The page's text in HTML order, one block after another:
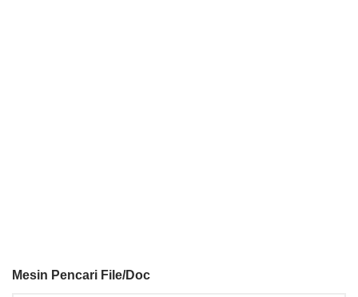
Mesin Pencari File/Doc